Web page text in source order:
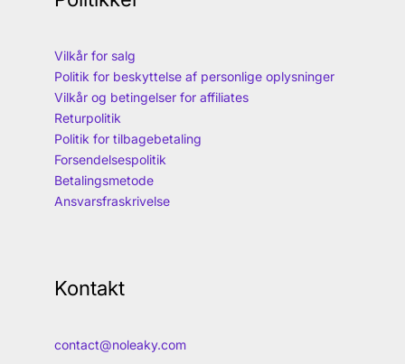
Vilkår for salg
Politik for beskyttelse af personlige oplysninger
Vilkår og betingelser for affiliates
Returpolitik
Politik for tilbagebetaling
Forsendelsespolitik
Betalingsmetode
Ansvarsfraskrivelse
Kontakt
contact@noleaky.com